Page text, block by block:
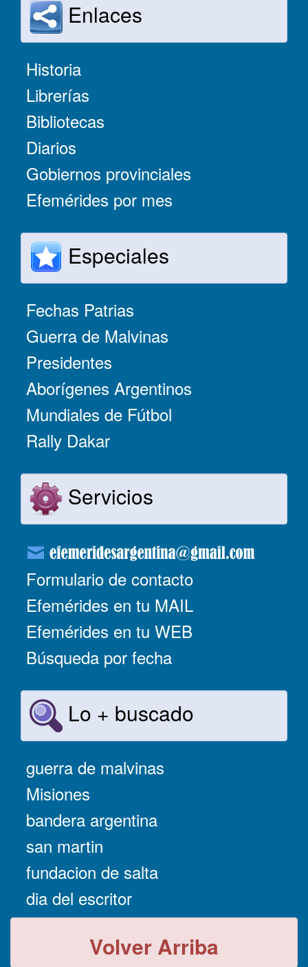
Enlaces
Historia
Librerías
Bibliotecas
Diarios
Gobiernos provinciales
Efemérides por mes
Especiales
Fechas Patrias
Guerra de Malvinas
Presidentes
Aborígenes Argentinos
Mundiales de Fútbol
Rally Dakar
Servicios
Formulario de contacto
Efemérides en tu MAIL
Efemérides en tu WEB
Búsqueda por fecha
Lo + buscado
guerra de malvinas
Misiones
bandera argentina
san martin
fundacion de salta
dia del escritor
Volver Arriba